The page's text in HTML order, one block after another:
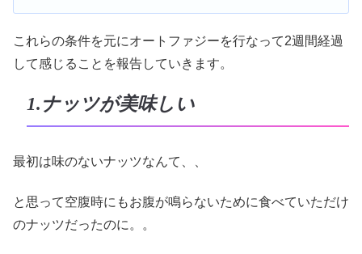
これらの条件を元にオートファジーを行なって2週間経過
して感じることを報告していきます。
1.ナッツが美味しい
最初は味のないナッツなんて、、
と思って空腹時にもお腹が鳴らないために食べていただけ
のナッツだったのに。。